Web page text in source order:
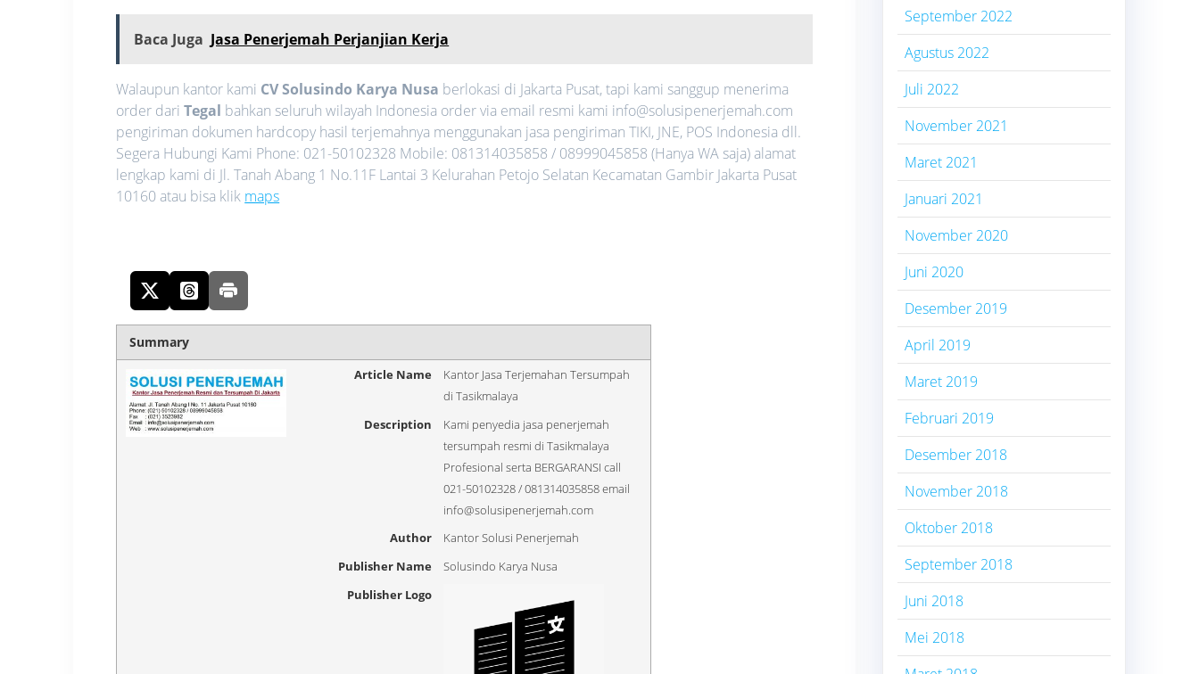
Baca Juga Jasa Penerjemah Perjanjian Kerja
Walaupun kantor kami CV Solusindo Karya Nusa berlokasi di Jakarta Pusat, tapi kami sanggup menerima
order dariTegal bahkan seluruh wilayah Indonesia order via email resmi kami info@solusipenerjemah.com
pengiriman dokumen hardcopy hasil terjemahnya menggunakan jasa pengiriman TIKI, JNE, POS Indonesia dll.
Segera Hubungi Kami Phone: 021-50102328 Mobile: 081314035858 / 08999045858 (Hanya WA saja) alamat
lengkap kami di Jl. Tanah Abang 1 No.11F Lantai 3 Kelurahan Petojo Selatan Kecamatan Gambir Jakarta Pusat
10160 atau bisa klik maps
Summary
Article Name
Kantor Jasa Terjemahan Tersumpah
di Tasikmalaya
Description
Kami penyedia jasa penerjemah
tersumpah resmi di Tasikmalaya
Profesional serta BERGARANSI call
021-50102328 / 081314035858 email
info@solusipenerjemah.com
Author
Kantor Solusi Penerjemah
Publisher Name
Solusindo Karya Nusa
Publisher Logo
September 2022
Agustus 2022
Juli 2022
November 2021
Maret 2021
Januari 2021
November 2020
Juni 2020
Desember 2019
April 2019
Maret 2019
Februari 2019
Desember 2018
November 2018
Oktober 2018
September 2018
Juni 2018
Mei 2018